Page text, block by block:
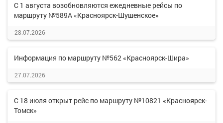
С 1 августа возобновляются ежедневные рейсы по
маршруту №589А «Красноярск-Шушенское»
28.07.2026
Информация по маршруту №562 «Красноярск-Шира»
27.07.2026
С 18 июля открыт рейс по маршруту №10821 «Красноярск-
Томск»